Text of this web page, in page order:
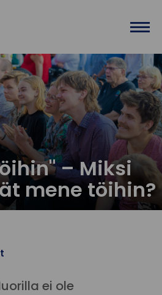
– Miksi
mene töihin?
ei ole